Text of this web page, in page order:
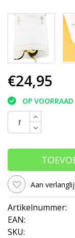
€24,95
OP VOORRAAD
Aan
Artikelnummer:
EAN:
SKU: